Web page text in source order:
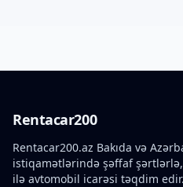
Rentacar200
Rentacar200.az Bakıda və
istiqamətlərində şəffaf
ilə avtomobil icarəsi təqdim edir.